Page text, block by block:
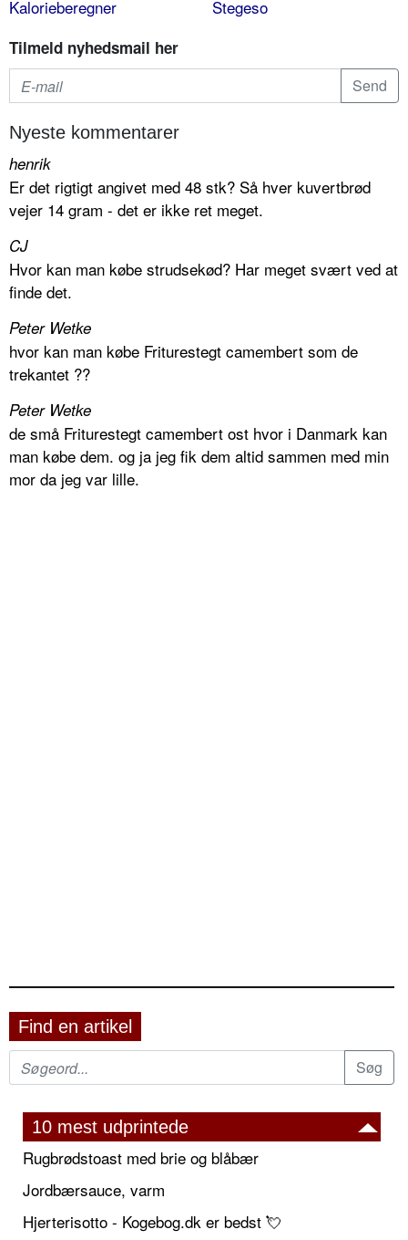
Kalorieberegner Stegeso
Tilmeld nyhedsmail her
Nyeste kommentarer
henrik
Er det rigtigt angivet med 48 stk? Så hver kuvertbrød
vejer 14 gram - det er ikke ret meget.
CJ
Hvor kan man købe strudsekød? Har meget svært ved at
finde det.
Peter Wetke
hvor kan man købe Friturestegt camembert som de
trekantet ??
Peter Wetke
de små Friturestegt camembert ost hvor i Danmark kan
man købe dem. og ja jeg fik dem altid sammen med min
mor da jeg var lille.
Find en artikel
10 mest udprintede
Rugbrødstoast med brie og blåbær
Jordbærsauce, varm
Hjerterisotto - Kogebog.dk er bedst 💘